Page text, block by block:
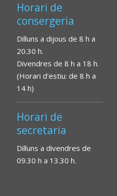
Horari de
consergeria
Dilluns a dijous de 8 h a
20.30 h.
Divendres de 8 h a 18 h.
(Horari d'estiu: de 8 h a
14 h)
Horari de
secretaria
Dilluns a divendres de
09.30 h a 13.30 h.